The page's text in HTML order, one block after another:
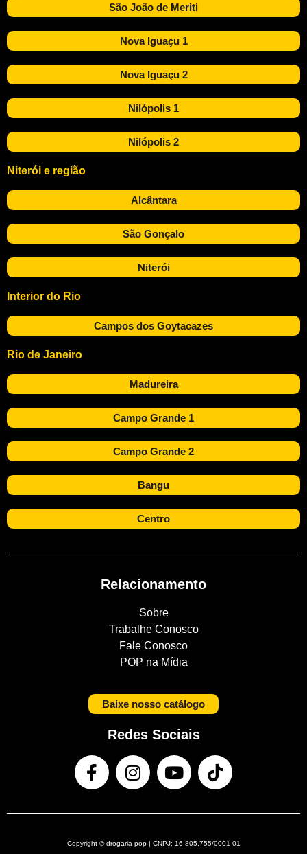
São João de Meriti
Nova Iguaçu 1
Nova Iguaçu 2
Nilópolis 1
Nilópolis 2
Niterói e região
Alcântara
São Gonçalo
Niterói
Interior do Rio
Campos dos Goytacazes
Rio de Janeiro
Madureira
Campo Grande 1
Campo Grande 2
Bangu
Centro
Relacionamento
Sobre
Trabalhe Conosco
Fale Conosco
POP na Mídia
Baixe nosso catálogo
Redes Sociais
Copyright © drogaria pop | CNPJ: 16.805.755/0001-01